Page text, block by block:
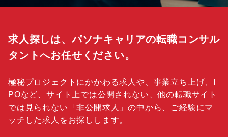
求人探しは、パソナキャリアの転職コンサル
タントへお任せください。
極秘プロジェクトにかかわる求人や、事業立ち上げ、I
POなど、サイト上では公開されない、他の転職サイト
では見られない「非公開求人 」の中から、ご経験にマ
ッチした求人をお探しします。